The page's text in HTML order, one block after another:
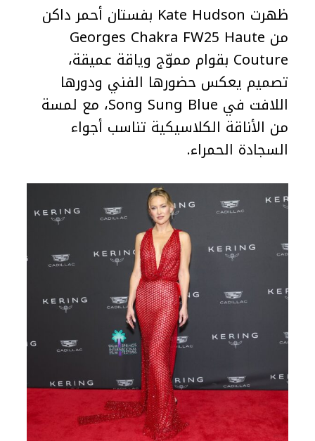
ظهرت Kate Hudson بفستان أحمر داكن
من Georges Chakra FW25 Haute
Couture بقوام مموّج وياقة عميقة،
تصميم يعكس حضورها الفني ودورها
اللافت في Song Sung Blue، مع لمسة
من الأناقة الكلاسيكية تناسب أجواء
السجادة الحمراء.